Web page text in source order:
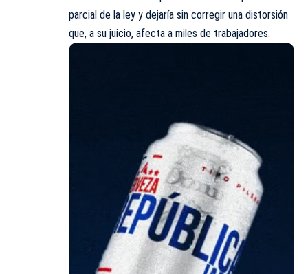
parcial de la ley y dejaría sin corregir una distorsión
que, a su juicio, afecta a miles de trabajadores.